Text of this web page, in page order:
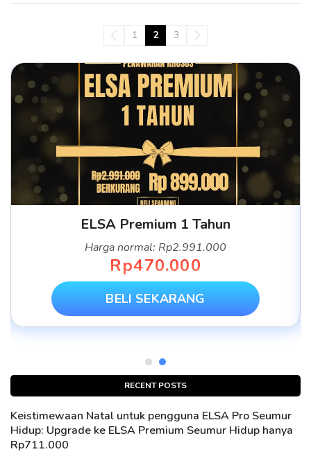
1 2 3
RECENT POSTS
Keistimewaan Natal untuk pengguna ELSA Pro Seumur
Hidup: Upgrade ke ELSA Premium Seumur Hidup hanya
Rp711.000
ELSA Premium 1 Tahun
Harga normal: Rp2.991.000
Rp470.000
BELI SEKARANG